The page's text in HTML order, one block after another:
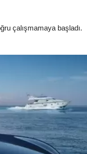
çalışmamaya başladı.